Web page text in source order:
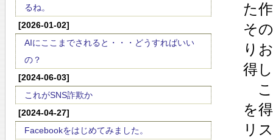
るね。
[2026-01-02]
AIにここまでされると・・・どうすればいい
の？
[2024-06-03]
これがSNS詐欺か
[2024-04-27]
Facebookをはじめてみました。
た
そ
り
得
こ
を
リ